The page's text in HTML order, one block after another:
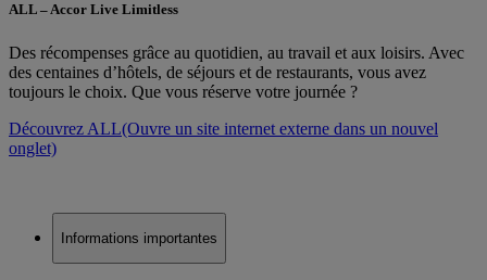
ALL – Accor Live Limitless
Des récompenses grâce au quotidien, au travail et aux loisirs. Avec
des centaines d’hôtels, de séjours et de restaurants, vous avez
toujours le choix. Que vous réserve votre journée ?
Découvrez ALL(Ouvre un site internet externe dans un nouvel
onglet)
Informations importantes